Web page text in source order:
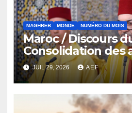
MAGHREB MONDE NUMÉRO DU MOIS
Maroc / Discours
Consolidation des
résilience
affirmation d’une
souveraineté
décomplexée
JUIL 29, 2026 AEF